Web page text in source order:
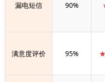
漏电短信 90%
满意度评价 95%